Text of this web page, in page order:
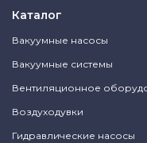
Каталог
Вакуумные насосы
Вакуумные системы
Вентиляционное
Воздуходувки
Гидравлические насосы